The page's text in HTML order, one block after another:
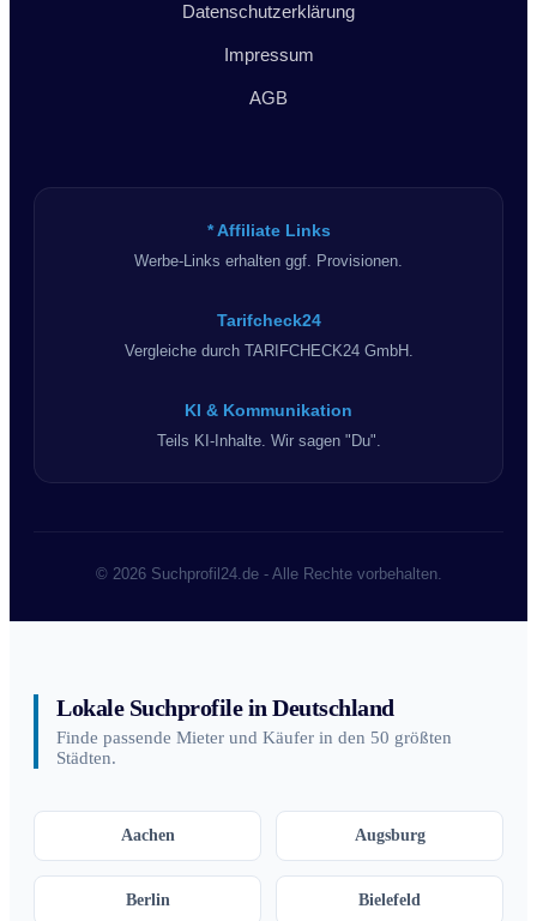
Datenschutzerklärung
Impressum
AGB
* Affiliate Links
Werbe-Links erhalten ggf. Provisionen.
Tarifcheck24
Vergleiche durch TARIFCHECK24 GmbH.
KI & Kommunikation
Teils KI-Inhalte. Wir sagen "Du".
© 2026 Suchprofil24.de - Alle Rechte vorbehalten.
Lokale Suchprofile in Deutschland
Finde passende Mieter und Käufer in den 50 größten
Städten.
Aachen Augsburg
Berlin Bielefeld